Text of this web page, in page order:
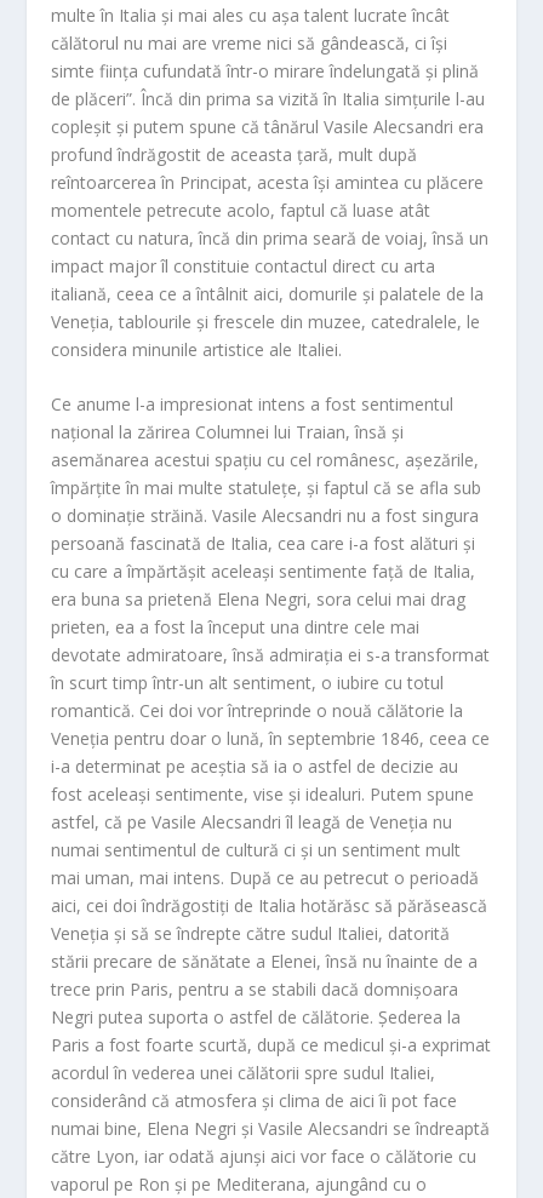
multe în Italia și mai ales cu așa talent lucrate încât
călătorul nu mai are vreme nici să gândească, ci își
simte ființa cufundată într-o mirare îndelungată și plină
de plăceri”. Încă din prima sa vizită în Italia simțurile l-au
copleșit și putem spune că tânărul Vasile Alecsandri era
profund îndrăgostit de aceasta țară, mult după
reîntoarcerea în Principat, acesta își amintea cu plăcere
momentele petrecute acolo, faptul că luase atât
contact cu natura, încă din prima seară de voiaj, însă un
impact major îl constituie contactul direct cu arta
italiană, ceea ce a întâlnit aici, domurile și palatele de la
Veneția, tablourile și frescele din muzee, catedralele, le
considera minunile artistice ale Italiei.
Ce anume l-a impresionat intens a fost sentimentul
național la zărirea Columnei lui Traian, însă și
asemănarea acestui spațiu cu cel românesc, așezările,
împărțite în mai multe statulețe, și faptul că se afla sub
o dominație străină. Vasile Alecsandri nu a fost singura
persoană fascinată de Italia, cea care i-a fost alături și
cu care a împărtășit aceleași sentimente față de Italia,
era buna sa prietenă Elena Negri, sora celui mai drag
prieten, ea a fost la început una dintre cele mai
devotate admiratoare, însă admirația ei s-a transformat
în scurt timp într-un alt sentiment, o iubire cu totul
romantică. Cei doi vor întreprinde o nouă călătorie la
Veneția pentru doar o lună, în septembrie 1846, ceea ce
i-a determinat pe aceștia să ia o astfel de decizie au
fost aceleași sentimente, vise și idealuri. Putem spune
astfel, că pe Vasile Alecsandri îl leagă de Veneția nu
numai sentimentul de cultură ci și un sentiment mult
mai uman, mai intens. După ce au petrecut o perioadă
aici, cei doi îndrăgostiți de Italia hotărăsc să părăsească
Veneția și să se îndrepte către sudul Italiei, datorită
stării precare de sănătate a Elenei, însă nu înainte de a
trece prin Paris, pentru a se stabili dacă domnișoara
Negri putea suporta o astfel de călătorie. Șederea la
Paris a fost foarte scurtă, după ce medicul și-a exprimat
acordul în vederea unei călătorii spre sudul Italiei,
considerând că atmosfera și clima de aici îi pot face
numai bine, Elena Negri și Vasile Alecsandri se îndreaptă
către Lyon, iar odată ajunși aici vor face o călătorie cu
vaporul pe Ron și pe Mediterana, ajungând cu o